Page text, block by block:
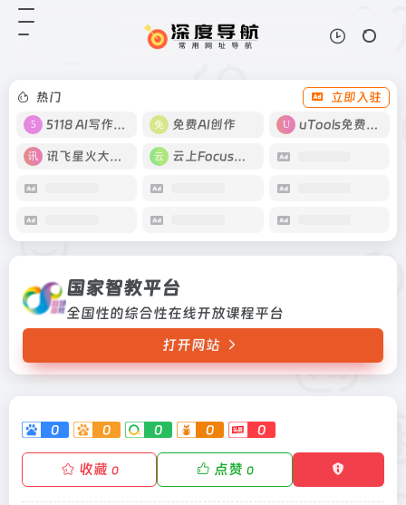
热门
立即入驻
5118 AI写作工具
免费AI创作 uTools免费工具箱
讯飞星火大模型 云上Focus接码
国家智教平台
全国性的综合性在线开放课程平台
打开网站
0 0 0 0 0
收藏 0 点赞 0